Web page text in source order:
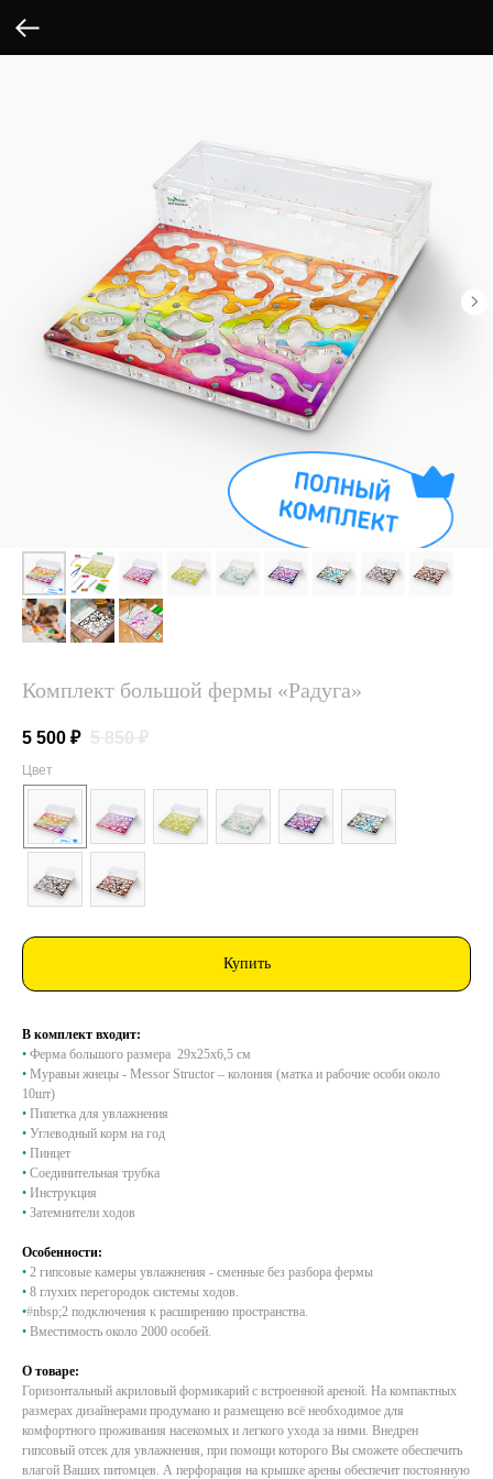
Комплект большой фермы «Радуга»
5 500 ₽
Цвет
Купить
В комплект входит:
• Ферма большого размера 29x25x6,5 см
• Муравьи жнецы - Messor Structor – колония (матка и рабочие особи около
10шт)
• Пипетка для увлажнения
• Углеводный корм на год
• Пинцет
• Соединительная трубка
• Инструкция
• Затемнители ходов
Особенности:
• 2 гипсовые камеры увлажнения - сменные без разбора фермы
• 8 глухих перегородок системы ходов.
•#nbsp;2 подключения к расширению пространства.
• Вместимость около 2000 особей.
О товаре:
Горизонтальный акриловый формикарий с встроенной ареной. На компактных
размерах дизайнерами продумано и размещено всё необходимое для
комфортного проживания насекомых и легкого ухода за ними. Внедрен
гипсовый отсек для увлажнения, при помощи которого Вы сможете обеспечить
влагой Ваших питомцев. А перфорация на крышке арены обеспечит постоянную